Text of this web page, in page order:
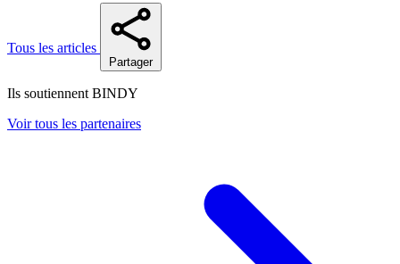
Tous les articles
Partager
Ils soutiennent BINDY
Voir tous les partenaires